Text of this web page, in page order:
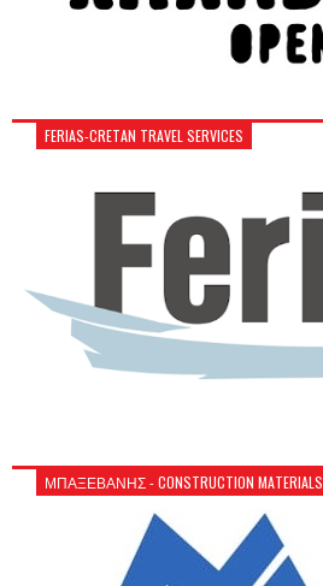
FERIAS-CRETAN TRAVEL SERVICES
ΜΠΑΞΕΒΑΝΗΣ - CONSTRUCTION MATERIALS